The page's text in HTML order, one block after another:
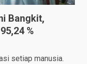
Bangkit,
%
setiap manusia.